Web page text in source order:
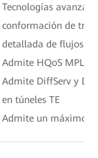
Tecnologías
conformación de
detallada de flujos
Admite HQoS MPLS
Admite DiffServ y
en túneles TE
Admite un máximo